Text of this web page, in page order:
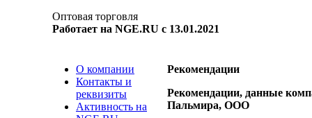
Оптовая торговля
Работает на NGE.RU с 13.01.2021
О компании
Контакты и
реквизиты
Активность на
Рекомендации
Рекомендации, данные
Пальмира, ООО